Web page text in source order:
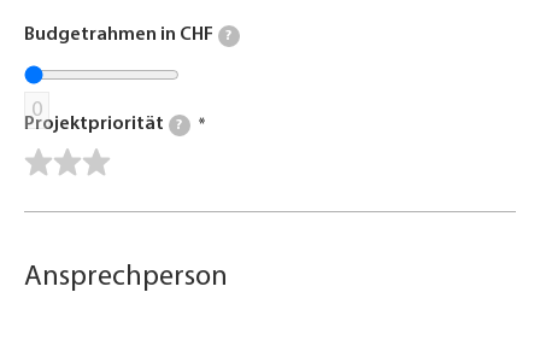
Budgetrahmen in CHF ?
0
Projektpriorität ?
Ansprechperson